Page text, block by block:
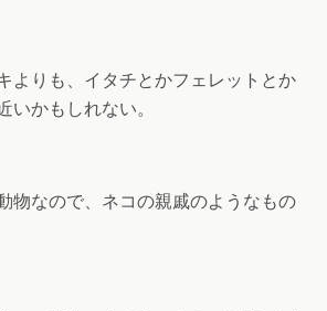
よりも、イタチとかフェレットとか
いかもしれない。
物なので、ネコの親戚のようなもの